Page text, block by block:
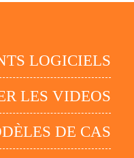
LOGICIELS
LES VIDEOS
DE CAS